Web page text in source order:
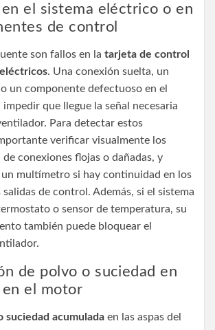
en el sistema eléctrico o en
de control
son fallos en la tarjeta de control
. Una conexión suelta, un
un componente defectuoso en el
que llegue la señal necesaria
Para detectar estos
verificar visualmente los
de conexiones flojas o dañadas, y
multímetro si hay continuidad en los
de control. Además, si el sistema
o sensor de temperatura, su
también puede bloquear el
de polvo o suciedad en
en el motor
suciedad acumulada en las aspas del